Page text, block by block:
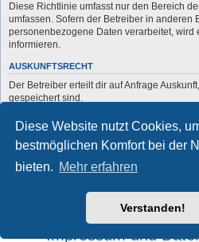
Diese Website nutzt Cookies,
bestmöglichen Komfort bei der
bieten. Mehr erfahren
Verstanden!
Diese Richtlinie umfasst nur den Bereich
umfassen. Sofern der Betreiber in anderen
personenbezogene Daten verarbeitet, wird
informieren.
AUSKUNFTSRECHT
Der Betreiber erteilt dir auf Anfrage
gespeichert sind.
Du kannst jederzeit die Löschung bzw.
Kontaktiere hierzu bitte den Betreiber.
support forum tricolor
Limited
Deutsche Übersetzung
Impressum und